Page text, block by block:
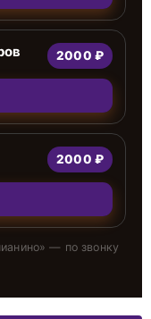
2000 ₽
2000 ₽
» — по звонку